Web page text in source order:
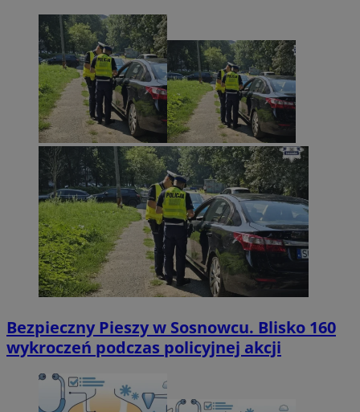
Bezpieczny Pieszy w Sosnowcu. Blisko 160
wykroczeń podczas policyjnej akcji